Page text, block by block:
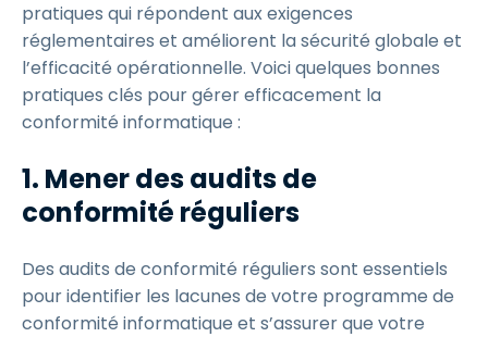
pratiques qui répondent aux exigences
réglementaires et améliorent la sécurité globale et
l’efficacité opérationnelle. Voici quelques bonnes
pratiques clés pour gérer efficacement la
conformité informatique :
1. Mener des audits de
conformité réguliers
Des audits de conformité réguliers sont essentiels
pour identifier les lacunes de votre programme de
conformité informatique et s’assurer que votre